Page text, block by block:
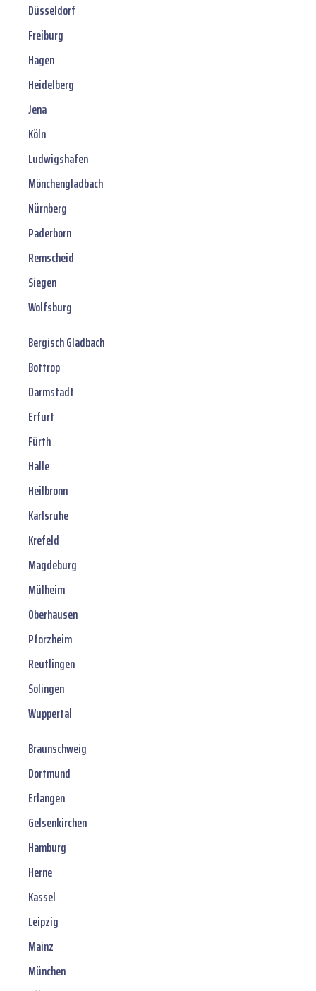
Düsseldorf
Freiburg
Hagen
Heidelberg
Jena
Köln
Ludwigshafen
Mönchengladbach
Nürnberg
Paderborn
Remscheid
Siegen
Wolfsburg
Bergisch Gladbach
Bottrop
Darmstadt
Erfurt
Fürth
Halle
Heilbronn
Karlsruhe
Krefeld
Magdeburg
Mülheim
Oberhausen
Pforzheim
Reutlingen
Solingen
Wuppertal
Braunschweig
Dortmund
Erlangen
Gelsenkirchen
Hamburg
Herne
Kassel
Leipzig
Mainz
München